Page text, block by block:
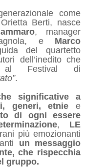
come
Berti, nasce
, manager
eMarco
del quartetto
dell’inedito che
al Festival di
.
significative a
generi, etnie e
di ogni essere
, LE
più emozionanti
un messaggio
che rispecchia
gruppo.